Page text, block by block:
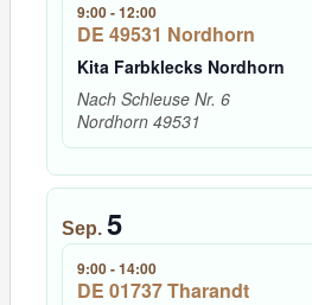
9:00-12:00
DE 49531 Nordhorn
Kita Farbklecks Nordhorn
Nach Schleuse Nr. 6
Nordhorn 49531
Sep. 5
9:00-14:00
DE 01737 Tharandt